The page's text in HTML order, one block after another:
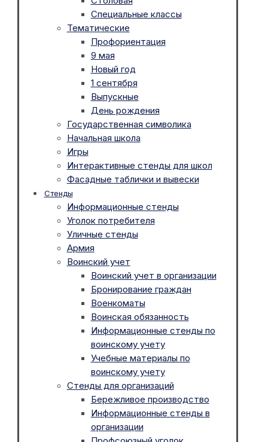
Специальные классы
Тематические
Профориентация
9 мая
Новый год
1 сентября
Выпускные
День рождения
Государственная символика
Начальная школа
Игры
Интерактивные стенды для школ
Фасадные таблички и вывески
Стенды
Информационные стенды
Уголок потребителя
Уличные стенды
Армия
Воинский учет
Воинский учет в организации
Бронирование граждан
Военкоматы
Воинская обязанность
Информационные стенды по
воинскому учету
Учебные материалы по
воинскому учету
Стенды для организаций
Бережливое производство
Информационные стенды в
организации